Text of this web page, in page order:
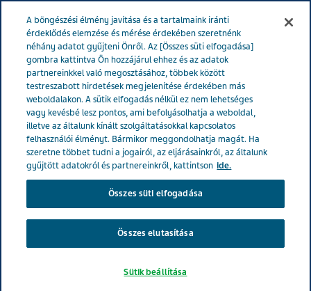
Magyarország Betegeknek Vércukor
Vércukor: A vércukorszint
szerepe, normál értékei és a
magas vércukor hatásai
A böngészési élmény javítása és a tartalmaink iránti
érdeklődés elemzése és mérése érdekében szeretnénk
néhány adatot gyűjteni Önről. Az [Összes süti elfogadása]
gombra kattintva Ön hozzájárul ehhez és az adatok
partnereinkkel való megosztásához, többek között
testreszabott hirdetések megjelenítése érdekében más
weboldalakon. A sütik elfogadás nélkül ez nem lehetséges
vagy kevésbé lesz pontos, ami befolyásolhatja a weboldal,
illetve az általunk kínált szolgáltatásokkal kapcsolatos
felhasználói élményt. Bármikor meggondolhatja magát. Ha
szeretne többet tudni a jogairól, az eljárásainkról, az általunk
gyűjtött adatokról és partnereinkről, kattintson ide.
Összes süti elfogadása
Összes elutasítása
Sütik beállítása